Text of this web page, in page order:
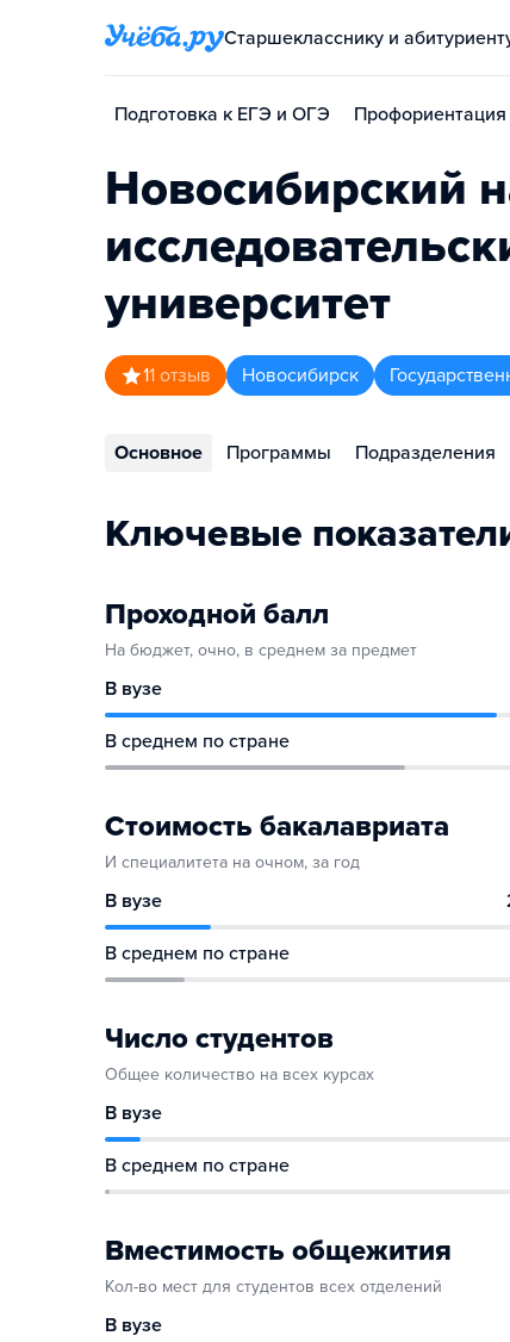
Старшекласснику и
Подготовка к ЕГЭ и ОГЭ Профориентация
Новосибирский
университет
11 отзыв Новосибирск
Основное Программы Подразделения
Ключевые
Проходной балл
На бюджет, очно, в среднем за предмет
В вузе
В среднем по стране
Стоимость бакалавриата
И специалитета на очном, за год
В вузе
В среднем по стране
Число студентов
Общее количество на всех курсах
В вузе
В среднем по стране
Вместимость общежития
Кол-во мест для студентов всех отделений
В вузе